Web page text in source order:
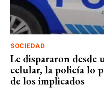
SOCIEDAD
Le dispararon desde
celular, la policía lo
de los implicados